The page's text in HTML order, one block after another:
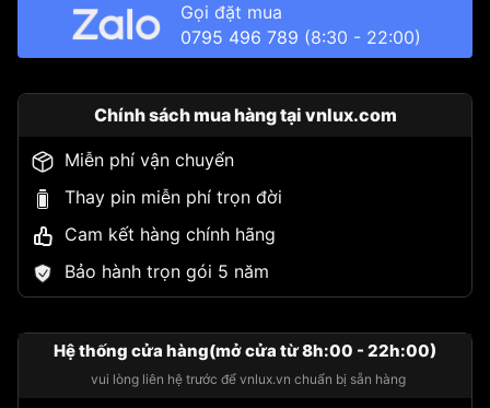
Gọi đặt mua
0795 496 789 (8:30 - 22:00)
Chính sách mua hàng tại vnlux.com
Miễn phí vận chuyển
Thay pin miễn phí trọn đời
Cam kết hàng chính hãng
Bảo hành trọn gói 5 năm
Hệ thống cửa hàng(mở cửa từ 8h:00 - 22h:00)
vui lòng liên hệ trước để vnlux.vn chuẩn bị sẵn hàng